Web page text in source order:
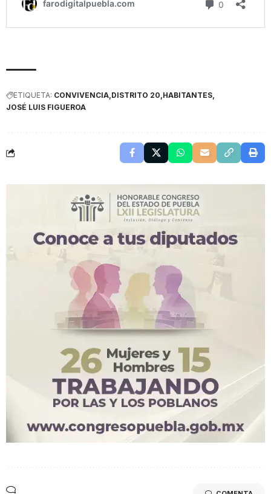
ETIQUETA: CONVIVENCIA DISTRITO 20 HABITANTES
JOSÉ LUIS FIGUEROA